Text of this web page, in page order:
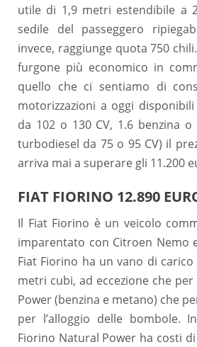
utile di 1,9 metri estendibile a
sedile del passeggero
invece, raggiunge quota 750
furgone più economico in
quello che ci sentiamo di
motorizzazioni a oggi
da 102 o 130 CV, 1.6 benzina o
turbodiesel da 75 o 95 CV) il
arriva mai a superare gli 11.200
FIAT FIORINO 12.890
Il Fiat Fiorino è un veicolo
imparentato con Citroen Nemo
Fiat Fiorino ha un vano di
metri cubi, ad eccezione che
Power (benzina e metano) che
per l’alloggio delle bombole.
Fiorino Natural Power ha costi